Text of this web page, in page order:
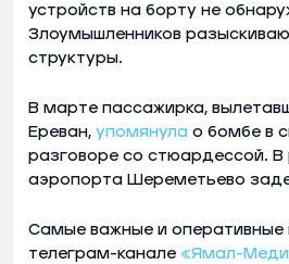
устройств на борту не
Злоумышленников
структуры.
В марте пассажирка,
Ереван, упомянула о бомбе в
разговоре со стюардессой. В
аэропорта Шереметьево
Самые важные и оперативные
телеграм-канале «Ямал-